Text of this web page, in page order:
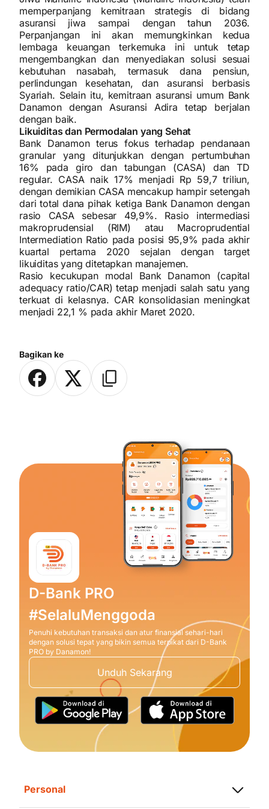
Bagikan ke
memperpanjang kemitraan strategis di bidang
asuransi jiwa sampai dengan tahun 2036.
Perpanjangan ini akan memungkinkan kedua
lembaga keuangan terkemuka ini untuk tetap
mengembangkan dan menyediakan solusi sesuai
kebutuhan nasabah, termasuk dana pensiun,
perlindungan kesehatan, dan asuransi berbasis
Syariah. Selain itu, kemitraan asuransi umum Bank
Danamon dengan Asuransi Adira tetap berjalan
dengan baik.
Likuiditas dan Permodalan yang Sehat
Bank Danamon terus fokus terhadap pendanaan
granular yang ditunjukkan dengan pertumbuhan
16% pada giro dan tabungan (CASA) dan TD
regular. CASA naik 17% menjadi Rp 59,7 triliun,
dengan demikian CASA mencakup hampir setengah
dari total dana pihak ketiga Bank Danamon dengan
rasio CASA sebesar 49,9%. Rasio intermediasi
makroprudensial (RIM) atau Macroprudential
Intermediation Ratio pada posisi 95,9% pada akhir
kuartal pertama 2020 sejalan dengan target
likuiditas yang ditetapkan manajemen.
Rasio kecukupan modal Bank Danamon (capital
adequacy ratio/CAR) tetap menjadi salah satu yang
terkuat di kelasnya. CAR konsolidasian meningkat
menjadi 22,1 % pada akhir Maret 2020.
D-Bank PRO
#SelaluMenggoda
Penuhi kebutuhan transaksi dan atur finansial sehari-hari
dengan solusi tepat yang bikin semua terpikat dari D-Bank
PRO by Danamon!
Unduh Sekarang
Personal